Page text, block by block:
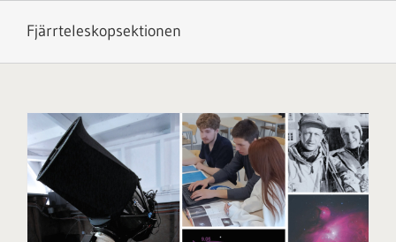
Fjärrteleskopsektionen